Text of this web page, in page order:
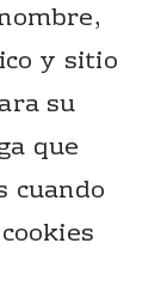
y sitio
su
que
cuando